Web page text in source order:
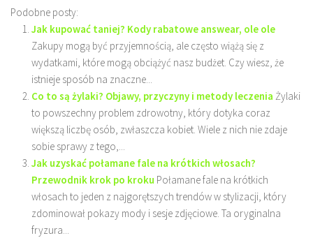
Podobne posty:
Jak kupować taniej? Kody rabatowe answear, ole ole
Zakupy mogą być przyjemnością, ale często wiążą się z
wydatkami, które mogą obciążyć nasz budżet. Czy wiesz, że
istnieje sposób na znaczne...
Co to są żylaki? Objawy, przyczyny i metody leczenia Żylaki
to powszechny problem zdrowotny, który dotyka coraz
większą liczbę osób, zwłaszcza kobiet. Wiele z nich nie zdaje
sobie sprawy z tego,...
Jak uzyskać połamane fale na krótkich włosach?
Przewodnik krok po kroku Połamane fale na krótkich
włosach to jeden z najgorętszych trendów w stylizacji, który
zdominował pokazy mody i sesje zdjęciowe. Ta oryginalna
fryzura...